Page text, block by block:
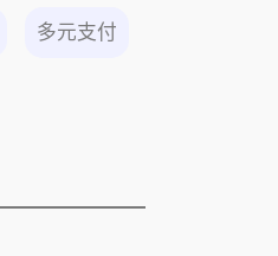
多元支付